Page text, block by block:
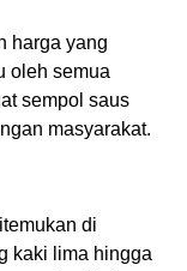
harga yang
oleh semua
sempol saus
masyarakat.
di
kaki lima hingga